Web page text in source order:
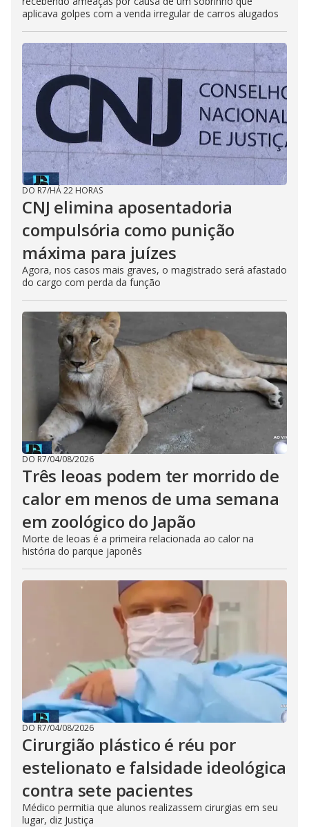
aplicava golpes com a venda irregular de carros alugados
DO R7/HÁ 22 HORAS
CNJ elimina aposentadoria
compulsória como punição
máxima para juízes
Agora, nos casos mais graves, o magistrado será afastado
do cargo com perda da função
DO R7/04/08/2026
Três leoas podem ter morrido de
calor em menos de uma semana
em zoológico do Japão
Morte de leoas é a primeira relacionada ao calor na
história do parque japonês
DO R7/04/08/2026
Cirurgião plástico é réu por
estelionato e falsidade ideológica
contra sete pacientes
Médico permitia que alunos realizassem cirurgias em seu
lugar, diz Justiça